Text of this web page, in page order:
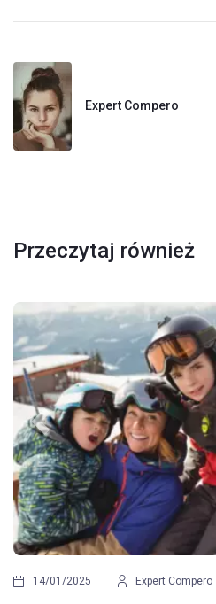
Expert Compero
Przeczytaj również
Expert Compero
Previous